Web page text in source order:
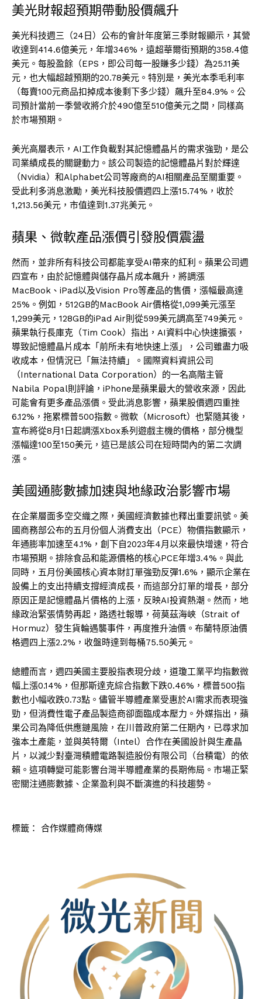
美光財報超預期帶動股價飆升
美光科技週三（24日）公布的會計年度第三季財報顯示，其營
收達到414.6億美元，年增346%，遠超華爾街預期的358.4億
美元。每股盈餘（EPS，即公司每一股賺多少錢）為25.11美
元，也大幅超越預期的20.78美元。特別是，美光本季毛利率
（每賣100元商品扣掉成本後剩下多少錢）飆升至84.9%。公
司預計當前一季營收將介於490億至510億美元之間，同樣高
於市場預期。
美光高層表示，AI工作負載對其記憶體晶片的需求強勁，是公
司業績成長的關鍵動力。該公司製造的記憶體晶片對於輝達
（Nvidia）和Alphabet公司等廠商的AI相關產品至關重要。
受此利多消息激勵，美光科技股價週四上漲15.74%，收於
1,213.56美元，市值達到1.37兆美元。
蘋果、微軟產品漲價引發股價震盪
然而，並非所有科技公司都能享受AI帶來的紅利。蘋果公司週
四宣布，由於記憶體與儲存晶片成本飆升，將調漲
MacBook、iPad以及Vision Pro等產品的售價，漲幅最高達
25%。例如，512GB的MacBook Air價格從1,099美元漲至
1,299美元，128GB的iPad Air則從599美元調高至749美元。
蘋果執行長庫克（Tim Cook）指出，AI資料中心快速擴張，
導致記憶體晶片成本「前所未有地快速上漲」，公司雖盡力吸
收成本，但情況已「無法持續」。國際資料資訊公司
（International Data Corporation）的一名高階主管
Nabila Popal則評論，iPhone是蘋果最大的營收來源，因此
可能會有更多產品漲價。受此消息影響，蘋果股價週四重挫
6.12%，拖累標普500指數。微軟（Microsoft）也緊隨其後，
宣布將從8月1日起調漲Xbox系列遊戲主機的價格，部分機型
漲幅達100至150美元，這已是該公司在短時間內的第二次調
漲。
美國通膨數據加速與地緣政治影響市場
在企業層面多空交織之際，美國經濟數據也釋出重要訊號。美
國商務部公布的五月份個人消費支出（PCE）物價指數顯示，
年通膨率加速至4.1%，創下自2023年4月以來最快增速，符合
市場預期。排除食品和能源價格的核心PCE年增3.4%。與此
同時，五月份美國核心資本財訂單強勁反彈1.6%，顯示企業在
設備上的支出持續支撐經濟成長，而這部分訂單的增長，部分
原因正是記憶體晶片價格的上漲，反映AI投資熱潮。然而，地
緣政治緊張情勢再起，路透社報導，荷莫茲海峽（Strait of
Hormuz）發生貨輪遇襲事件，再度推升油價。布蘭特原油價
格週四上漲2.2%，收盤時達到每桶75.50美元。
總體而言，週四美國主要股指表現分歧，道瓊工業平均指數微
幅上漲0.14%，但那斯達克綜合指數下跌0.46%，標普500指
數也小幅收跌0.73點。儘管半導體產業受惠於AI需求而表現強
勁，但消費性電子產品製造商卻面臨成本壓力。外媒指出，蘋
果公司為降低供應鏈風險，在川普政府第二任期內，已尋求加
強本土產能，並與英特爾（Intel）合作在美國設計與生產晶
片，以減少對臺灣積體電路製造股份有限公司（台積電）的依
賴。這項轉變可能影響台灣半導體產業的長期佈局。市場正緊
密關注通膨數據、企業盈利與不斷演進的科技趨勢。
標籤： 合作媒體商傳媒